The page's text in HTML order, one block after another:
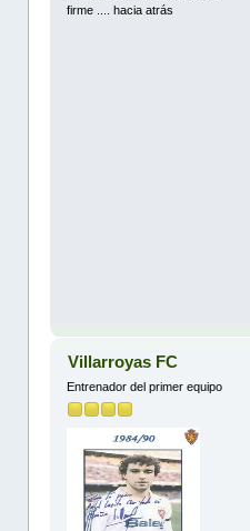
firme .... hacia atrás
Villarroyas FC
Entrenador del primer equipo